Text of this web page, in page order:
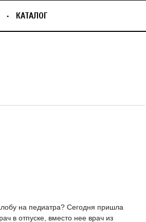
КАТАЛОГ
на педиатра? Сегодня пришла
в отпуске, вместо нее врач из